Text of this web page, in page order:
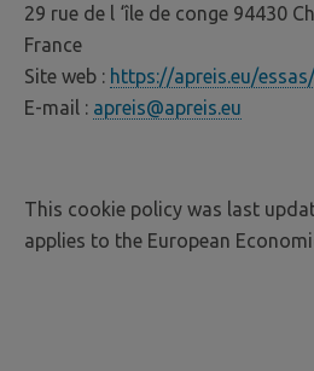
29 rue de l ‘île de conge 94430
France
Site web : https://apreis.eu/
E-mail : apreis@apreis.eu
This cookie policy was last
applies to the European